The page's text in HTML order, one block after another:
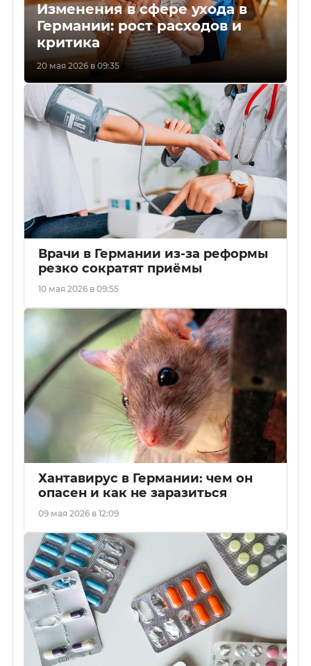
Изменения в сфере ухода в
Германии: рост расходов и
критика
20 мая 2026 в 09:35
Врачи в Германии из-за реформы
резко сократят приёмы
10 мая 2026 в 09:55
Хантавирус в Германии: чем он
опасен и как не заразиться
09 мая 2026 в 12:09